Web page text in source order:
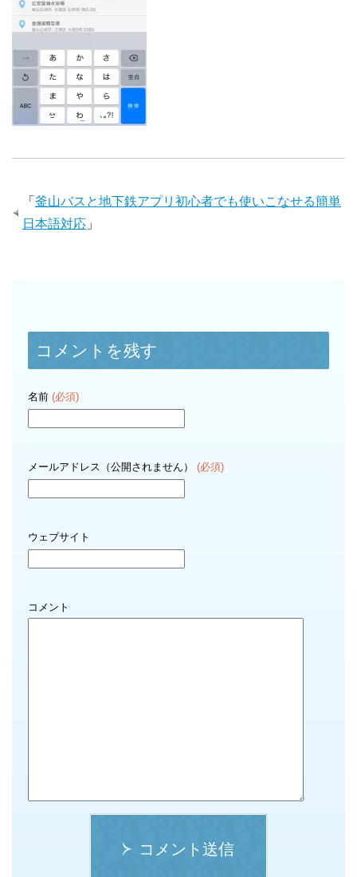
「 釜山バスと地下鉄アプリ初心者でも使いこなせる簡単
日本語対応 」
コメントを残す
名前 (必須)
メールアドレス（公開されません） (必須)
ウェブサイト
コメント
コメント送信